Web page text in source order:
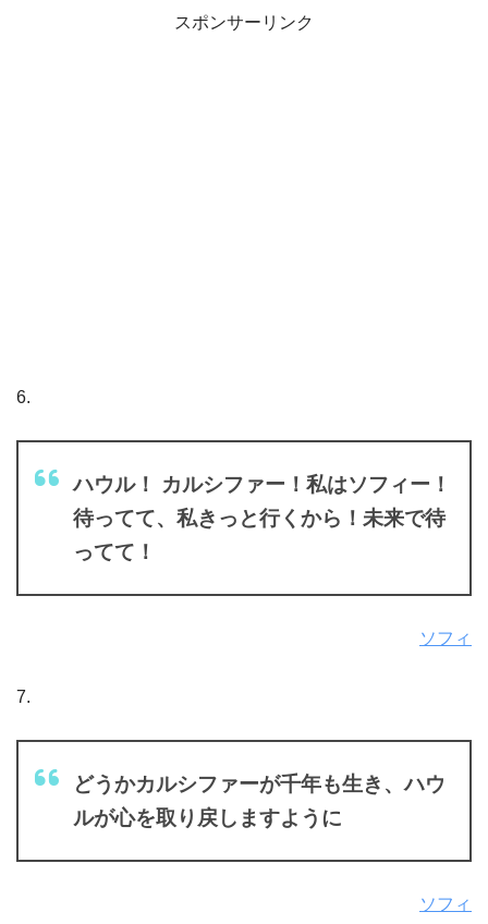
スポンサーリンク
6.
ハウル！ カルシファー！私はソフィー！
待ってて、私きっと行くから！未来で待
ってて！
ソフィ
7.
どうかカルシファーが千年も生き、ハウ
ルが心を取り戻しますように
ソフィ